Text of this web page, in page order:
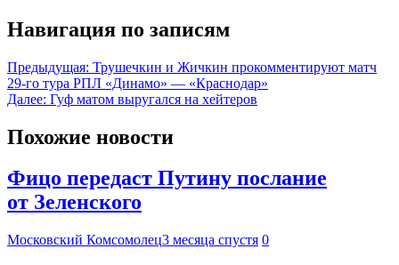
Навигация по записям
Предыдущая: Трушечкин и Жичкин прокомментируют матч
29‑го тура РПЛ «Динамо» — «Краснодар»
Далее: Гуф матом выругался на хейтеров
Похожие новости
Фицо передаст Путину послание
от Зеленского
Московский Комсомолец3 месяца спустя 0